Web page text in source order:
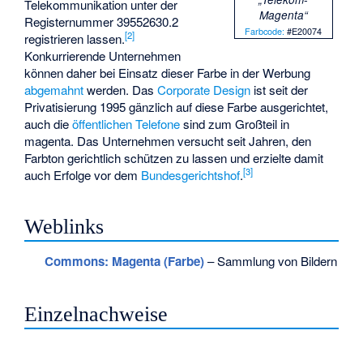
Magenta“
Farbcode: #E20074
Telekommunikation unter der
Registernummer 39552630.2
registrieren lassen.[2]
Konkurrierende Unternehmen
können daher bei Einsatz dieser Farbe in der Werbung
abgemahntwerden. DasCorporate Design ist seit der
Privatisierung 1995 gänzlich auf diese Farbe ausgerichtet,
auch dieöffentlichen Telefonesind zum Großteil in
magenta. Das Unternehmen versucht seit Jahren, den
Farbton gerichtlich schützen zu lassen und erzielte damit
auch Erfolge vor dem Bundesgerichtshof.[3]
Weblinks
Commons: Magenta (Farbe)– Sammlung von Bildern
Einzelnachweise